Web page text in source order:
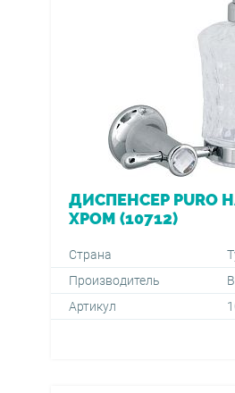
ДИСПЕНСЕР PURO
ХРОМ (10712)
Страна
Производитель
Артикул